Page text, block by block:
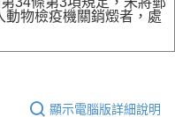
物檢疫機關銷燬者，處
顯示電腦版詳細說明